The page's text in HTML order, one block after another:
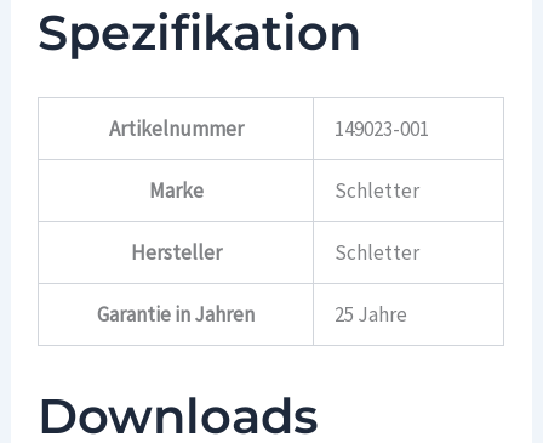
Spezifikation
Artikelnummer 149023-001
Marke Schletter
Hersteller Schletter
Garantie in Jahren 25 Jahre
Downloads